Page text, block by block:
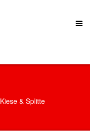
Kiese & Splitte